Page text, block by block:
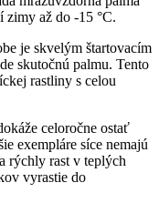
zimy až do -15 °C.
je skvelým štartovacím
skutočnú palmu. Tento
rastliny s celou
celoročne ostať
exempláre síce nemajú
rýchly rast v teplých
vyrastie do